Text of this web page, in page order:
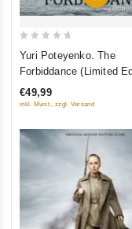
5
Yuri Poteyenko. The
Forbiddance (Limited
€49,99
inkl. Mwst., zzgl. Versand